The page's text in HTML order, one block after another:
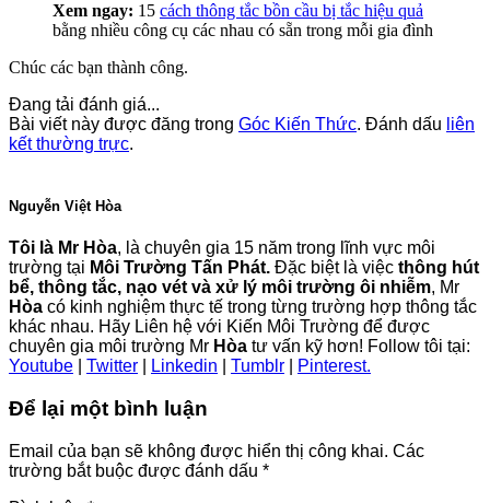
Xem ngay: 15 cách thông tắc bồn cầu bị tắc hiệu quả
bằng nhiều công cụ các nhau có sẵn trong mỗi gia đình
Chúc các bạn thành công.
Đang tải đánh giá...
Bài viết này được đăng trong Góc Kiến Thức. Đánh dấu liên
kết thường trực.
Nguyễn Việt Hòa
Tôi là Mr Hòa, là chuyên gia 15 năm trong lĩnh vực môi
trường tại Môi Trường Tấn Phát. Đặc biệt là việc thông hút
bể, thông tắc, nạo vét và xử lý môi trường ôi nhiễm, Mr
Hòa có kinh nghiệm thực tế trong từng trường hợp thông tắc
khác nhau. Hãy Liên hệ với Kiến Môi Trường để được
chuyên gia môi trường Mr Hòa tư vấn kỹ hơn! Follow tôi tại:
Youtube
Twitter Linkedin Tumblr Pinterest.
Để lại một bình luận
Email của bạn sẽ không được hiển thị công khai. Các
trường bắt buộc được đánh dấu *